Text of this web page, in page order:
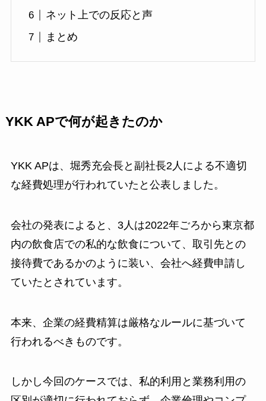
ネット上での反応と声
まとめ
YKK APで何が起きたのか
YKK APは、堀秀充会長と副社長2人による不適切
な経費処理が行われていたと公表しました。
会社の発表によると、3人は2022年ごろから東京都
内の飲食店での私的な飲食について、取引先との
接待費であるかのように装い、会社へ経費申請し
ていたとされています。
本来、企業の経費精算は厳格なルールに基づいて
行われるべきものです。
しかし今回のケースでは、私的利用と業務利用の